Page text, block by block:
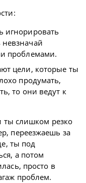
игнорировать
проблемами.
цели, которые ты
продумать,
то они ведут к
ты слишком резко
переезжаешь за
ты под
а потом
просто в
проблем.